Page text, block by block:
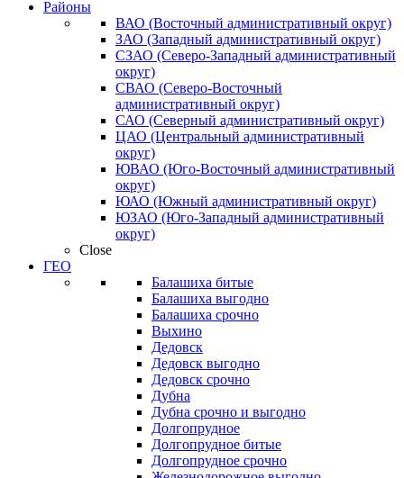
Районы
ВАО (Восточный административный округ)
ЗАО (Западный административный округ)
СЗАО (Северо-Западный административный
округ)
СВАО (Северо-Восточный
административный округ)
САО (Северный административный округ)
ЦАО (Центральный административный
округ)
ЮВАО (Юго-Восточный административный
округ)
ЮАО (Южный административный округ)
ЮЗАО (Юго-Западный административный
округ)
Close
ГЕО
Балашиха битые
Балашиха выгодно
Балашиха срочно
Выхино
Дедовск
Дедовск выгодно
Дедовск срочно
Дубна
Дубна срочно и выгодно
Долгопрудное
Долгопрудное битые
Долгопрудное срочно